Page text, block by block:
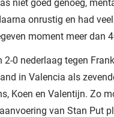
niet goed genoeg,
onrustig en had
moment meer dan
2-0 nederlaag tegen
in Valencia als
Koen en Valentijn. Zo
van Stan Put